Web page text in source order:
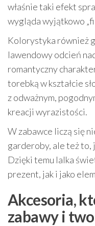
właśnie taki efekt
wygląda wyjątkowo
Kolorystyka również
lawendowy odcień
romantyczny
torebką w kształcie
z odważnym,
kreacji wyrazistości.
W zabawce liczą się
garderoby, ale też to,
Dzięki temu lalka
prezent, jak i jako
Akcesoria,
zabawy i